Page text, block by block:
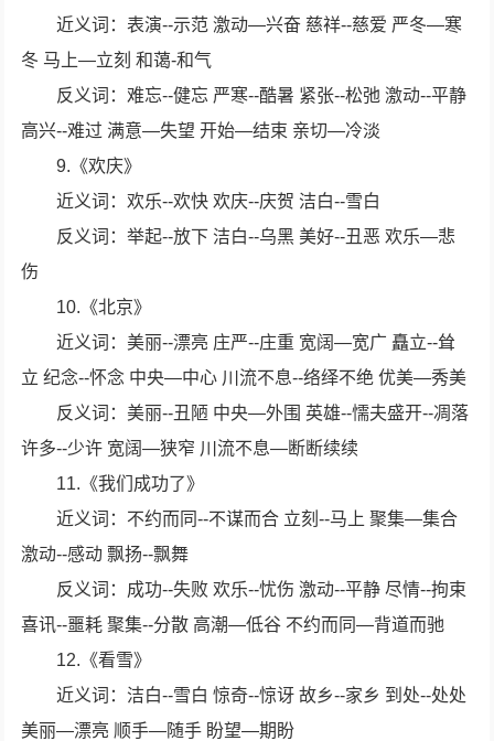
近义词：表演--示范 激动—兴奋 慈祥--慈爱 严冬—寒
冬 马上—立刻 和蔼-和气
反义词：难忘--健忘 严寒--酷暑 紧张--松弛 激动--平静
高兴--难过 满意—失望 开始—结束 亲切—冷淡
9.《欢庆》
近义词：欢乐--欢快 欢庆--庆贺 洁白--雪白
反义词：举起--放下 洁白--乌黑 美好--丑恶 欢乐—悲
伤
10.《北京》
近义词：美丽--漂亮 庄严--庄重 宽阔—宽广 矗立--耸
立 纪念--怀念 中央—中心 川流不息--络绎不绝 优美—秀美
反义词：美丽--丑陋 中央—外围 英雄--懦夫盛开--凋落
许多--少许 宽阔—狭窄 川流不息—断断续续
11.《我们成功了》
近义词：不约而同--不谋而合 立刻--马上 聚集—集合
激动--感动 飘扬--飘舞
反义词：成功--失败 欢乐--忧伤 激动--平静 尽情--拘束
喜讯--噩耗 聚集--分散 高潮—低谷 不约而同—背道而驰
12.《看雪》
近义词：洁白--雪白 惊奇--惊讶 故乡--家乡 到处--处处
美丽—漂亮 顺手—随手 盼望—期盼